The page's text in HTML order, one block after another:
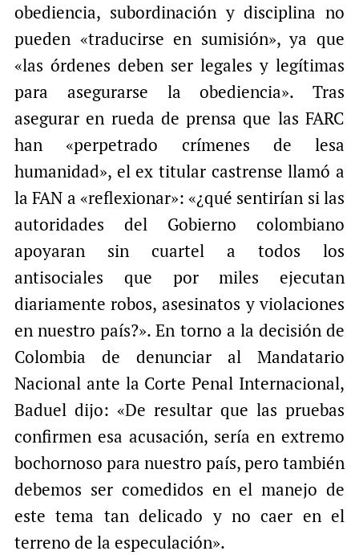
obediencia, subordinación y disciplina no
pueden «traducirse en sumisión», ya que
«las órdenes deben ser legales y legítimas
para asegurarse la obediencia». Tras
asegurar en rueda de prensa que las FARC
han «perpetrado crímenes de lesa
humanidad», el ex titular castrense llamó a
la FAN a «reflexionar»: «¿qué sentirían si las
autoridades del Gobierno colombiano
apoyaran sin cuartel a todos los
antisociales que por miles ejecutan
diariamente robos, asesinatos y violaciones
en nuestro país?». En torno a la decisión de
Colombia de denunciar al Mandatario
Nacional ante la Corte Penal Internacional,
Baduel dijo: «De resultar que las pruebas
confirmen esa acusación, sería en extremo
bochornoso para nuestro país, pero también
debemos ser comedidos en el manejo de
este tema tan delicado y no caer en el
terreno de la especulación».